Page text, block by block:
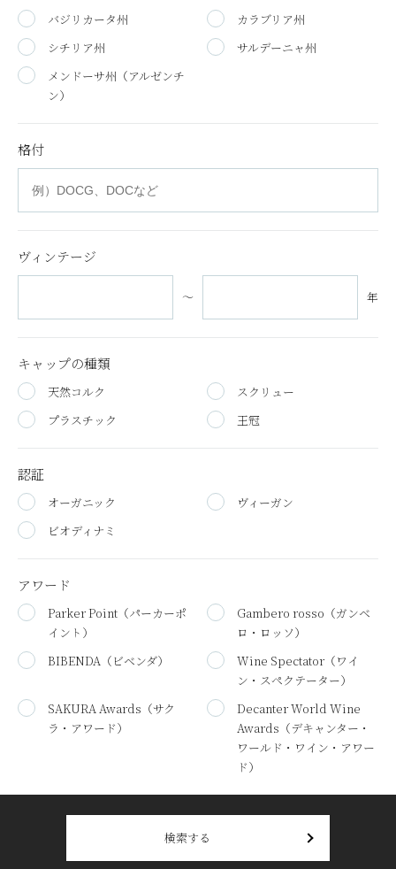
バジリカータ州
カラブリア州
シチリア州
サルデーニャ州
メンドーサ州（アルゼンチ
ン）
格付
ヴィンテージ
～ 年
キャップの種類
天然コルク
スクリュー
プラスチック
王冠
認証
オーガニック
ヴィーガン
ビオディナミ
アワード
Parker Point （パーカーポ
イント）
Gambero rosso （ガンベ
ロ・ロッソ）
BIBENDA （ビベンダ） Wine Spectator （ワイ
ン・スペクテーター）
SAKURA Awards （サク
ラ・アワード）
Decanter World Wine
Awards （デキャンター・
ワールド・ワイン・アワー
ド）
検索する